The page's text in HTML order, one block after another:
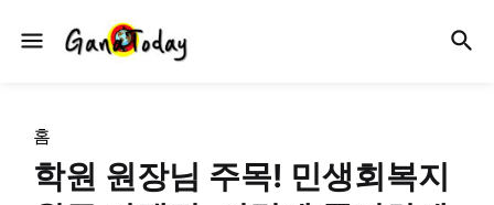
홈
학원 원장님 주목! 민생회복지